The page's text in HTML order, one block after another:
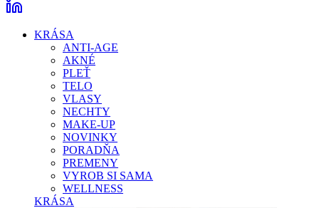
KRÁSA
ANTI-AGE
AKNÉ
PLEŤ
TELO
VLASY
NECHTY
MAKE-UP
NOVINKY
PORADŇA
PREMENY
VYROB SI SAMA
WELLNESS
KRÁSA